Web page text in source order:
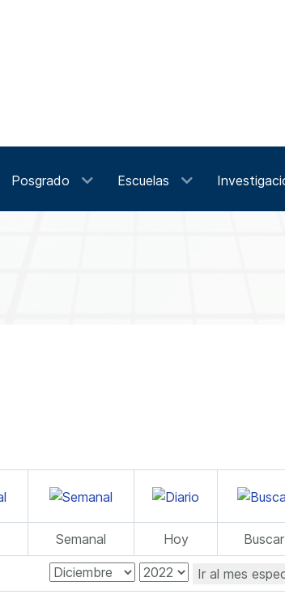
Posgrado Escuelas
Semanal Hoy Buscar
Ir al mes